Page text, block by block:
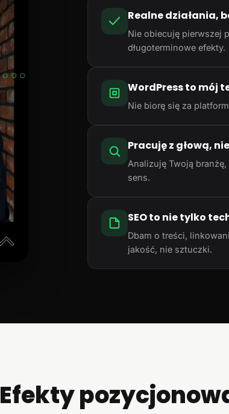
Realne działania,
Nie obiecuję pierwszej
długoterminowe efekty.
WordPress to mój
Nie biorę się za
Pracuję z głową,
Analizuję Twoją
sens.
SEO to nie tylko
Dbam o treści,
jakość, nie sztuczki.
Efekty